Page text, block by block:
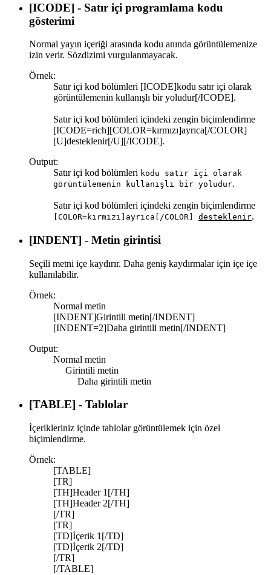
[ICODE] - Satır içi programlama kodu
gösterimi
Normal yayın içeriği arasında kodu anında görüntülemenize
izin verir. Sözdizimi vurgulanmayacak.
Örnek:
Satır içi kod bölümleri [ICODE]kodu satır içi olarak
görüntülemenin kullanışlı bir yoludur[/ICODE].
Satır içi kod bölümleri içindeki zengin biçimlendirme
[ICODE=rich][COLOR=kırmızı]ayrıca[/COLOR]
[U]desteklenir[/U][/ICODE].
Output:
Satır içi kod bölümleri kodu satır içi olarak
görüntülemenin kullanışlı bir yoludur.
Satır içi kod bölümleri içindeki zengin biçimlendirme
[COLOR=kırmızı]ayrıca[/COLOR] desteklenir.
[INDENT] - Metin girintisi
Seçili metni içe kaydırır. Daha geniş kaydırmalar için içe içe
kullanılabilir.
Örnek:
Normal metin
[INDENT]Girintili metin[/INDENT]
[INDENT=2]Daha girintili metin[/INDENT]
Output:
Normal metin
Girintili metin​
Daha girintili metin​
[TABLE] - Tablolar
İçerikleriniz içinde tablolar görüntülemek için özel
biçimlendirme.
Örnek:
[TABLE]
[TR]
[TH]Header 1[/TH]
[TH]Header 2[/TH]
[/TR]
[TR]
[TD]İçerik 1[/TD]
[TD]İçerik 2[/TD]
[/TR]
[/TABLE]